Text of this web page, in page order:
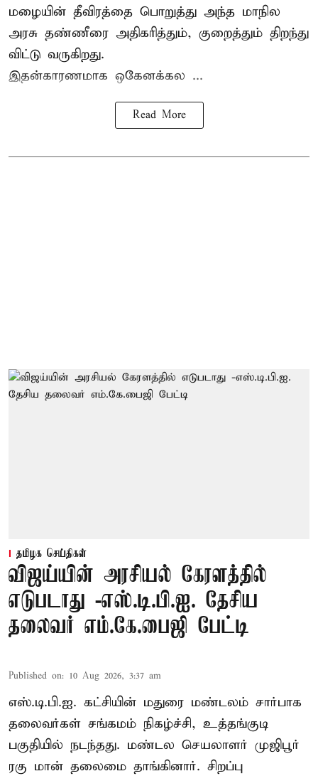
மழையின் தீவிரத்தை பொறுத்து அந்த மாநில
அரசு தண்ணீரை அதிகரித்தும், குறைத்தும் திறந்து
விட்டு வருகிறது.
இதன்காரணமாக ஒகேனக்கல ...
Read More
தமிழக செய்திகள்
விஜய்யின் அரசியல் கேரளத்தில்
எடுபடாது -எஸ்.டி.பி.ஐ. தேசிய
தலைவர் எம்.கே.பைஜி பேட்டி
Published on: 10 Aug 2026, 3:37 am
எஸ்.டி.பி.ஐ. கட்சியின் மதுரை மண்டலம் சார்பாக
தலைவர்கள் சங்கமம் நிகழ்ச்சி, உத்தங்குடி
பகுதியில் நடந்தது. மண்டல செயலாளர் முஜிபூர்
ரகு மான் தலைமை தாங்கினார். சிறப்பு